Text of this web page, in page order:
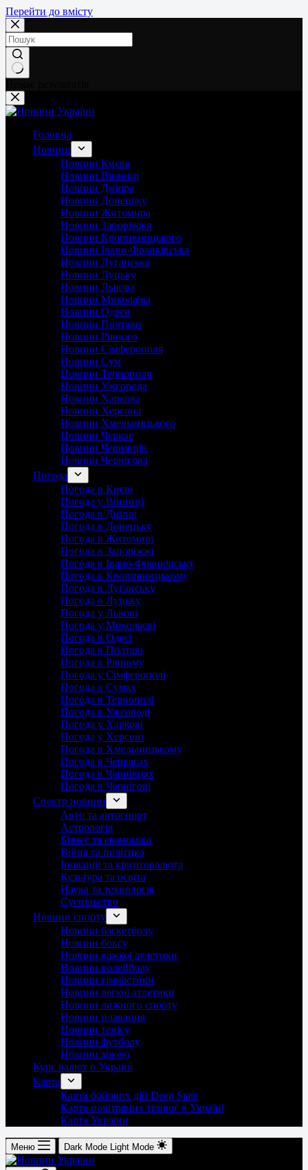
Перейти до вмісту
Головна
Новини
Новини Києва
Новини Вінниці
Новини Дніпра
Новини Донецьку
Новини Житомира
Новини Запоріжжя
Новини Кропивницького
Новини Івано-Франківська
Новини Луганська
Новини Луцьку
Новини Львова
Новини Миколаїва
Новини Одеси
Новини Полтави
Новини Рівного
Новини Сімферополя
Новини Сум
Новини Тернополя
Новини Ужгорода
Новини Харкова
Новини Херсона
Новини Хмельницького
Новини Черкас
Новини Чернівців
Новини Чернігова
Погода
Погода в Києві
Погода у Вінниці
Погода в Дніпрі
Погода в Донецьку
Погода в Житомирі
Погода в Запоріжжі
Погода в Івано-Франківську
Погода в Кропивницькому
Погода в Луганську
Погода в Луцьку
Погода у Львові
Погода у Миколаєві
Погода в Одесі
Погода в Полтаві
Погода в Рівному
Погода у Сімферополі
Погода в Сумах
Погода в Тернополі
Погода в Ужгороді
Погода у Харкові
Погода у Херсоні
Погода в Хмельницькому
Погода в Черкасах
Погода в Чернівцях
Погода в Чернігові
Спектр новини
Авто та автоспорт
Астрологія
Бізнес та економіка
Війна та політика
Іноваціії та криптовалюта
Культура та освіта
Наука та технологія
Суспільство
Новини спорту
Новини баскетболу
Новини боксу
Новини важкої атлетики
Новини волейболу
Новини гімнастики
Новини легкої атлетики
Новини лижного спорту
Новини плавання
Новини тенісу
Новини футболу
Новини хокею
Курс валют в Україні
Карта
Карта бойових дій Deep State
Карта повітряних тривог в Україні
Карта України
Меню Dark Mode Light Mode